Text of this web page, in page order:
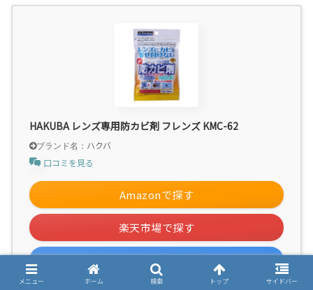
HAKUBA レンズ専用防カビ剤 フレンズ KMC-62
ハクバ
口コミを見る
Amazonで探す
楽天市場で探す
Yahooショッピングで探す
メニュー ホーム 検索 トップ サイドバー